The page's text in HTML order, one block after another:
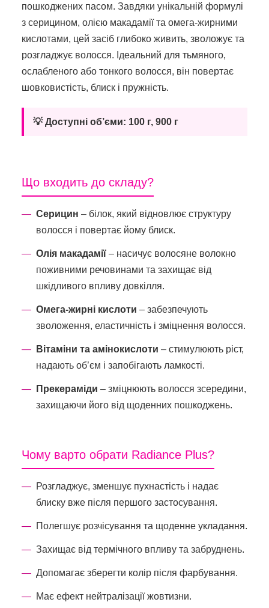
пошкоджених пасом. Завдяки унікальній формулі
з серицином, олією макадамії та омега-жирними
кислотами, цей засіб глибоко живить, зволожує та
розгладжує волосся. Ідеальний для тьмяного,
ослабленого або тонкого волосся, він повертає
шовковистість, блиск і пружність.
💡 Доступні об’єми: 100 г, 900 г
Що входить до складу?
Серицин – білок, який відновлює структуру
волосся і повертає йому блиск.
Олія макадамії – насичує волосяне волокно
поживними речовинами та захищає від
шкідливого впливу довкілля.
Омега-жирні кислоти – забезпечують
зволоження, еластичність і зміцнення волосся.
Вітаміни та амінокислоти – стимулюють ріст,
надають об’єм і запобігають ламкості.
Прекераміди – зміцнюють волосся зсередини,
захищаючи його від щоденних пошкоджень.
Чому варто обрати Radiance Plus?
Розгладжує, зменшує пухнастість і надає
блиску вже після першого застосування.
Полегшує розчісування та щоденне укладання.
Захищає від термічного впливу та забруднень.
Допомагає зберегти колір після фарбування.
Має ефект нейтралізації жовтизни.